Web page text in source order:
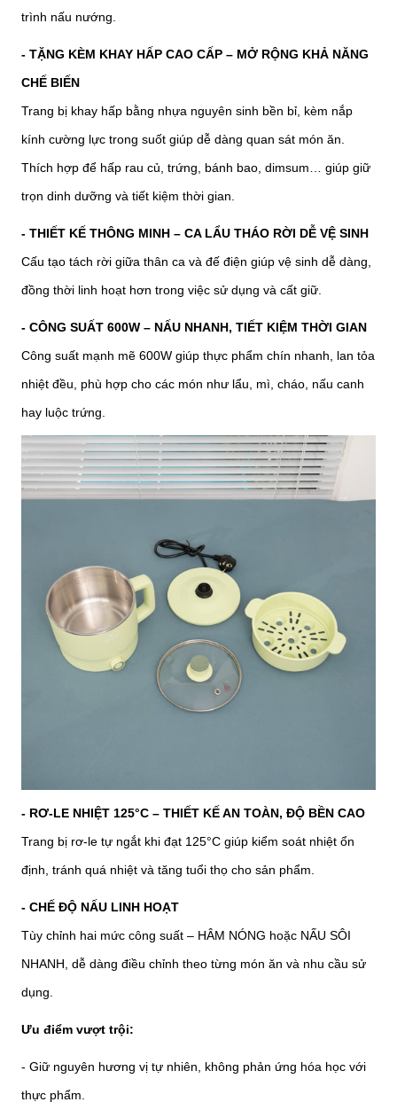
trình nấu nướng.
- TẶNG KÈM KHAY HẤP CAO CẤP – MỞ RỘNG KHẢ NĂNG
CHẾ BIẾN
Trang bị khay hấp bằng nhựa nguyên sinh bền bỉ, kèm nắp
kính cường lực trong suốt giúp dễ dàng quan sát món ăn.
Thích hợp để hấp rau củ, trứng, bánh bao, dimsum… giúp giữ
trọn dinh dưỡng và tiết kiệm thời gian.
- THIẾT KẾ THÔNG MINH – CA LẨU THÁO RỜI DỄ VỆ SINH
Cấu tạo tách rời giữa thân ca và đế điện giúp vệ sinh dễ dàng,
đồng thời linh hoạt hơn trong việc sử dụng và cất giữ.
- CÔNG SUẤT 600W – NẤU NHANH, TIẾT KIỆM THỜI GIAN
Công suất mạnh mẽ 600W giúp thực phẩm chín nhanh, lan tỏa
nhiệt đều, phù hợp cho các món như lẩu, mì, cháo, nấu canh
hay luộc trứng.
- RƠ-LE NHIỆT 125°C – THIẾT KẾ AN TOÀN, ĐỘ BỀN CAO
Trang bị rơ-le tự ngắt khi đạt 125°C giúp kiểm soát nhiệt ổn
định, tránh quá nhiệt và tăng tuổi thọ cho sản phẩm.
- CHẾ ĐỘ NẤU LINH HOẠT
Tùy chỉnh hai mức công suất – HÂM NÓNG hoặc NẤU SÔI
NHANH, dễ dàng điều chỉnh theo từng món ăn và nhu cầu sử
dụng.
Ưu điểm vượt trội:
- Giữ nguyên hương vị tự nhiên, không phản ứng hóa học với
thực phẩm.